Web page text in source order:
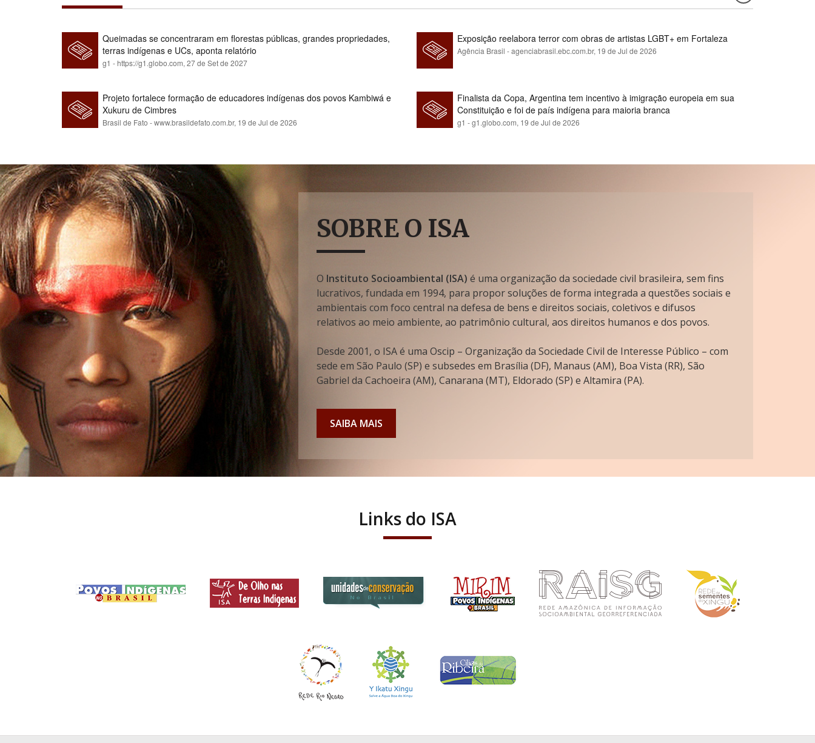
Queimadas se concentraram em florestas públicas, grandes propriedades,
terras indígenas e UCs, aponta relatório
g1 - https://g1.globo.com, 27 de Set de 2027
Exposição reelabora terror com obras de artistas LGBT+ em Fortaleza
Agência Brasil - agenciabrasil.ebc.com.br, 19 de Jul de 2026
Projeto fortalece formação de educadores indígenas dos povos Kambiwá e
Xukuru de Cimbres
Brasil de Fato - www.brasildefato.com.br, 19 de Jul de 2026
Finalista da Copa, Argentina tem incentivo à imigração europeia em sua
Constituição e foi de país indígena para maioria branca
g1 - g1.globo.com, 19 de Jul de 2026
SOBRE O ISA
O Instituto Socioambiental (ISA) é uma organização da sociedade civil brasileira, sem fins
lucrativos, fundada em 1994, para propor soluções de forma integrada a questões sociais e
ambientais com foco central na defesa de bens e direitos sociais, coletivos e difusos
relativos ao meio ambiente, ao patrimônio cultural, aos direitos humanos e dos povos.
Desde 2001, o ISA é uma Oscip – Organização da Sociedade Civil de Interesse Público – com
sede em São Paulo (SP) e subsedes em Brasília (DF), Manaus (AM), Boa Vista (RR), São
Gabriel da Cachoeira (AM), Canarana (MT), Eldorado (SP) e Altamira (PA).
SAIBA MAIS
Links do ISA